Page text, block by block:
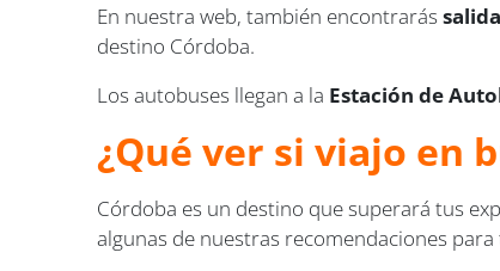
En nuestra web, también encontrarás
destino Córdoba.
Los autobuses llegan a la Estación de
¿Qué ver si viajo en
Córdoba es un destino que superará tus
algunas de nuestras recomendaciones